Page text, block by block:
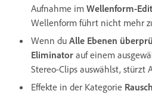
Aufnahme im Wellenform-
Wellenform führt nicht mehr
Wenn du Alle Ebenen
Eliminator auf einem
Stereo-Clips auswählst, stürzt
Effekte in der Kategorie